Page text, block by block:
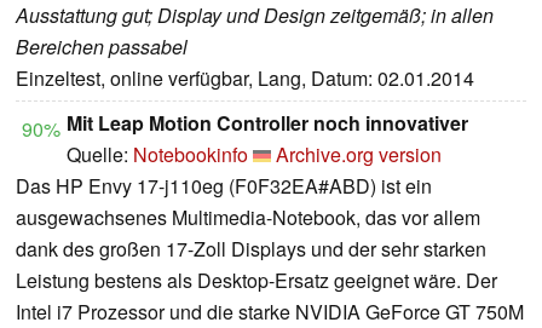
Ausstattung gut; Display und Design zeitgemäß; in allen
Bereichen passabel
Einzeltest, online verfügbar, Lang, Datum: 02.01.2014
90% Mit Leap Motion Controller noch innovativer
Quelle: Notebookinfo
Archive.org version
Das HP Envy 17-j110eg (F0F32EA#ABD) ist ein
ausgewachsenes Multimedia-Notebook, das vor allem
dank des großen 17-Zoll Displays und der sehr starken
Leistung bestens als Desktop-Ersatz geeignet wäre. Der
Intel i7 Prozessor und die starke NVIDIA GeForce GT 750M